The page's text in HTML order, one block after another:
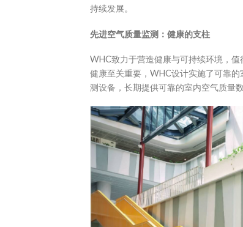
持续发展。
先进空气质量监测：健康的支柱
WHC致力于营造健康与可持续环境，
健康至关重要，WHC设计实施了可靠的
测设备，长期提供可靠的室内空气质量数